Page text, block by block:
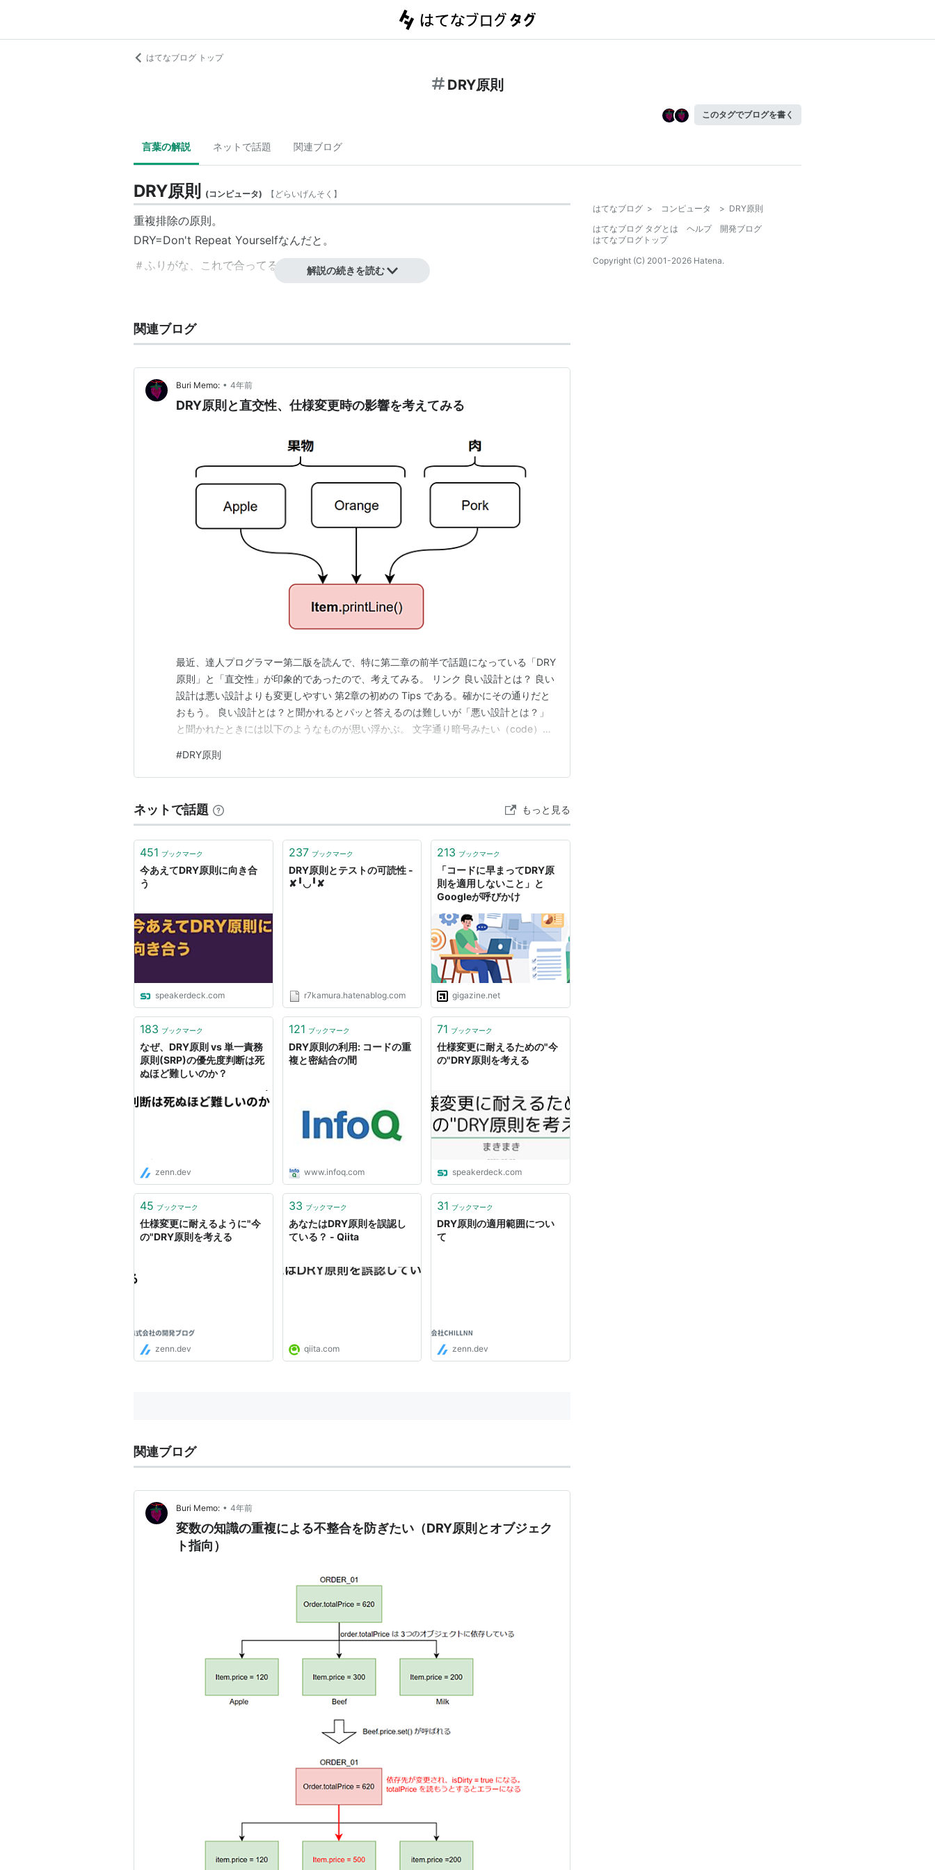
はてなブログ トップ
DRY原則
このタグでブログを書く
言葉の解説 ネットで話題 関連ブログ
DRY原則 (コンピュータ) 【 どらいげんそく 】
重複排除の原則。
DRY=Don't Repeat Yourselfなんだと。
＃ふりがな、これで合ってる？
解説の続きを読む
関連ブログ
Buri Memo: • 4年前
DRY原則と直交性、仕様変更時の影響を考えてみる
最近、達人プログラマー第二版を読んで、特に第二章の前半で話題になっている「DRY
原則」と「直交性」が印象的であったので、考えてみる。 リンク 良い設計とは？ 良い
設計は悪い設計よりも変更しやすい 第2章の初めの Tips である。確かにその通りだと
おもう。 良い設計とは？と聞かれるとパッと答えるのは難しいが「悪い設計とは？」
と聞かれたときには以下のようなものが思い浮かぶ。 文字通り暗号みたい（code）で
見関係ない部分が壊れる 他にも例は挙げられると思うが、概ね同意してもらえるは
ず。 一番上は可読性的な意味で例えば…
#DRY原則
ネットで話題 もっと見る
451 ブックマーク
今あえてDRY原則に向き合
う
speakerdeck.com
237 ブックマーク
DRY原則とテストの可読性 -
✘╹◡╹✘
r7kamura.hatenablog.com
213 ブックマーク
「コードに早まってDRY原
則を適用しないこと」と
Googleが呼びかけ
gigazine.net
183 ブックマーク
なぜ、DRY原則 vs 単一責務
原則(SRP)の優先度判断は死
ぬほど難しいのか？
zenn.dev
121 ブックマーク
DRY原則の利用: コードの重
複と密結合の間
www.infoq.com
71 ブックマーク
仕様変更に耐えるための"今
の"DRY原則を考える
speakerdeck.com
45 ブックマーク
仕様変更に耐えるように"今
の"DRY原則を考える
zenn.dev
33 ブックマーク
あなたはDRY原則を誤認し
ている？ - Qiita
qiita.com
31 ブックマーク
DRY原則の適用範囲につい
て
zenn.dev
関連ブログ
Buri Memo: • 4年前
変数の知識の重複による不整合を防ぎたい（DRY原則とオブジェク
ト指向）
はてなブログ > コンピュータ > DRY原則
はてなブログ タグとは
ヘルプ
開発ブログ
はてなブログトップ
Copyright (C) 2001-2026 Hatena.